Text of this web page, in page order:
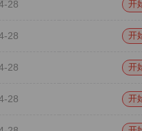
28 开
28 开
28 开
28 开